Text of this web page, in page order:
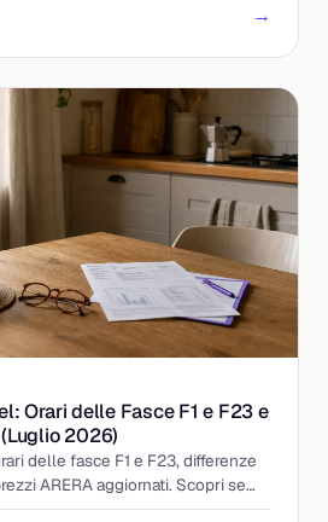
→
Orari delle Fasce F1 e F23 e
2026)
delle fasce F1 e F23, differenze
ARERA aggiornati. Scopri se
davvero.